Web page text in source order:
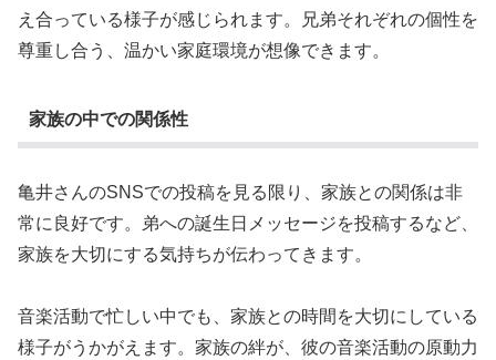
え合っている様子が感じられます。兄弟それぞれの個性を
尊重し合う、温かい家庭環境が想像できます。
家族の中での関係性
亀井さんのSNSでの投稿を見る限り、家族との関係は非
常に良好です。弟への誕生日メッセージを投稿するなど、
家族を大切にする気持ちが伝わってきます。
音楽活動で忙しい中でも、家族との時間を大切にしている
様子がうかがえます。家族の絆が、彼の音楽活動の原動力